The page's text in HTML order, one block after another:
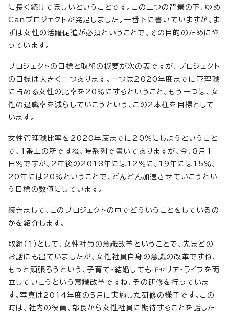
に長く続けてほしいということです。この三つの背景の下、ゆめ
Canプロジェクトが発足しました。一番下に書いていますが、ま
ずは女性の活躍促進が必須ということで、その目的のためにや
っています。
プロジェクトの目標と取組の概要が次の表ですが、プロジェクト
の目標は大きく二つあります。一つは2020年度までに管理職
に占める女性の比率を20％にするということ、もう一つは、女
性の退職率を減らしていこうという、この2本柱を目標として
います。
女性管理職比率を2020年度までに20％にしようということ
で、1番上の所ですね、時系列で書いてありますが、今、8月1
日％ですが、2年後の2018年には12％に、19年には15％、
20年には20％ということで、どんどん加速させていこうとい
う目標の数値にしています。
続きまして、このプロジェクトの中でどういうことをしているの
かを紹介します。
取組（1）として、女性社員の意識改革ということで、先ほどの
お話にも出ていましたが、女性社員自身の意識の改革ですね、
もっと頑張ろうという、子育て・結婚してもキャリア・ライフを両
立していこうという意識改革ですね、その研修を行っていま
す。写真は2014年度の5月に実施した研修の様子です。この
時は、社内の役員、部長から女性社員に期待することを話した